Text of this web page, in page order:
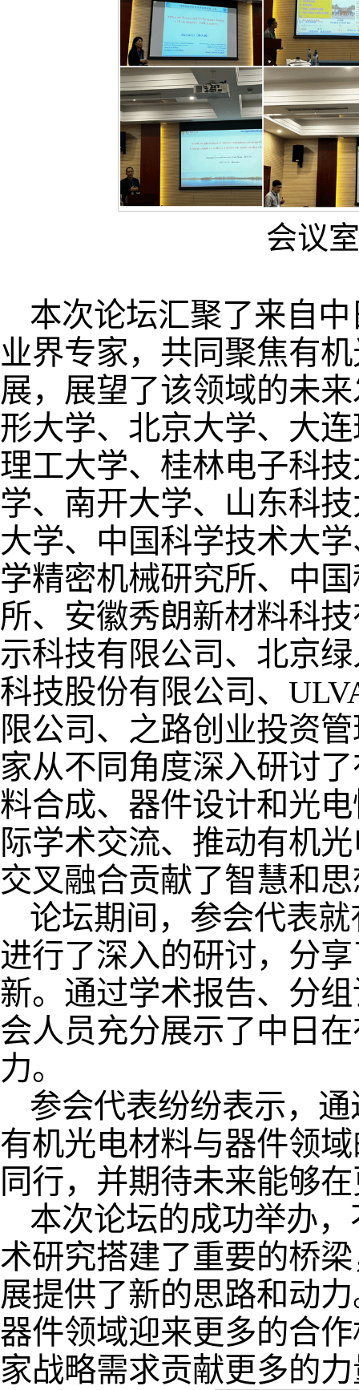
会议
本次论坛汇聚了来自
业界专家，共同聚焦有
展，展望了该领域的未
形大学、北京大学、大
理工大学、桂林电子科
学、南开大学、山东科
大学、中国科学技术大
学精密机械研究所、中
所、安徽秀朗新材料科
示科技有限公司、北京
科技股份有限公司、
限公司、之路创业投资
家从不同角度深入研讨
料合成、器件设计和光
际学术交流、推动有机
交叉融合贡献了智慧和
论坛期间，参会代表
进行了深入的研讨，分
新。通过学术报告、分
会人员充分展示了中日
力。
参会代表纷纷表示，
有机光电材料与器件领
同行，并期待未来能够
本次论坛的成功举办
术研究搭建了重要的桥
展提供了新的思路和动
器件领域迎来更多的合
家战略需求贡献更多的